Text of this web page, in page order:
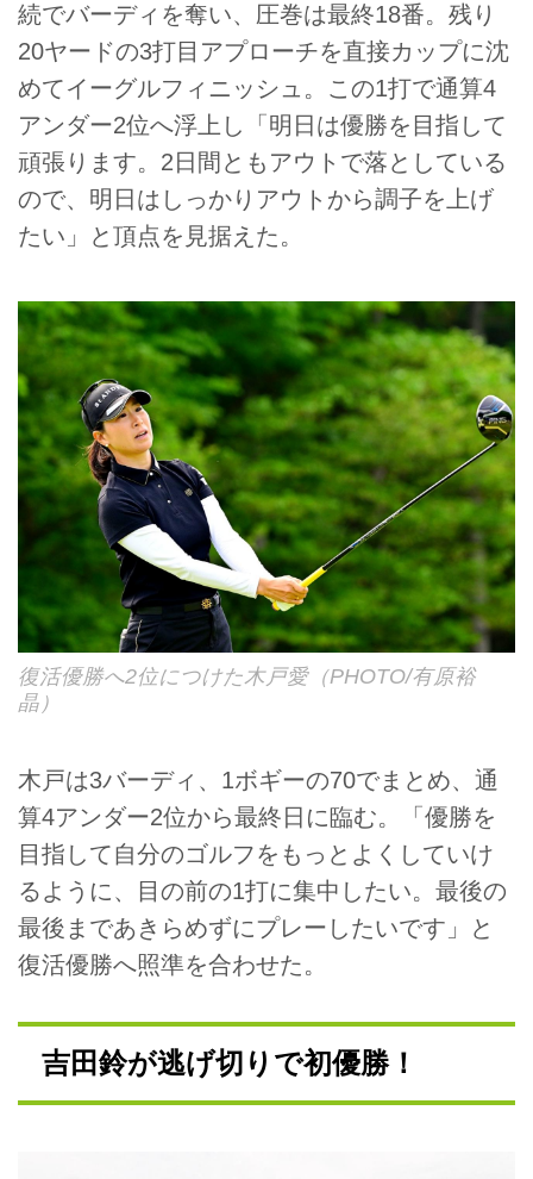
続でバーディを奪い、圧巻は最終18番。残り
20ヤードの3打目アプローチを直接カップに沈
めてイーグルフィニッシュ。この1打で通算4
アンダー2位へ浮上し「明日は優勝を目指して
頑張ります。2日間ともアウトで落としている
ので、明日はしっかりアウトから調子を上げ
たい」と頂点を見据えた。
復活優勝へ2位につけた木戸愛（PHOTO/有原裕
晶）
木戸は3バーディ、1ボギーの70でまとめ、通
算4アンダー2位から最終日に臨む。「優勝を
目指して自分のゴルフをもっとよくしていけ
るように、目の前の1打に集中したい。最後の
最後まであきらめずにプレーしたいです」と
復活優勝へ照準を合わせた。
吉田鈴が逃げ切りで初優勝！